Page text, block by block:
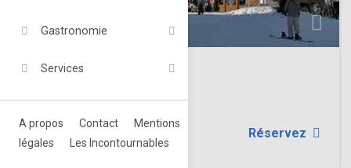
Gastronomie
Services
A propos Contact
Mentions
légales
Les Incontournables
Les Arcs
Locations Les Arcs.
Réservez